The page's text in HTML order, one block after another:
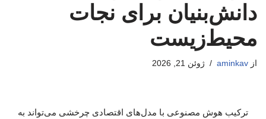
دانش‌بنیان برای نجات
محیط‌زیست
از aminkav ژوئن 21, 2026
ترکیب هوش مصنوعی با مدل‌های اقتصادی چرخشی می‌تواند به